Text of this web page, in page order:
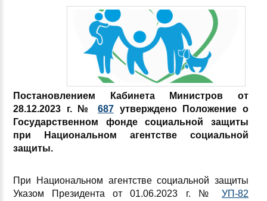
Постановлением Кабинета Министров от
28.12.2023 г. № 687утверждено Положение о
Государственном фонде социальной защиты
при Национальном агентстве социальной
защиты.
При Национальном агентстве социальной защиты
Указом Президента от 01.06.2023 г. №УП-82